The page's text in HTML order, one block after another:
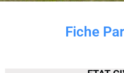
Fiche